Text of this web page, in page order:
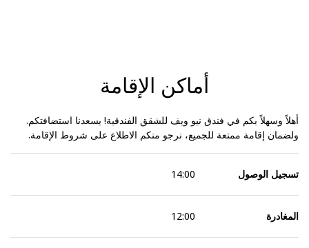
أماكن الإقامة
أهلاً وسهلاً بكم في فندق نيو ويف للشقق الفندقية! يسعدنا استضافتكم.
ولضمان إقامة ممتعة للجميع، نرجو منكم الاطلاع على شروط الإقامة.
تسجيل الوصول 14:00
المغادرة 12:00